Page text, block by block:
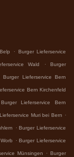
. Burger Lieferservice
Wald . Burger
Burger Lieferservice Bern
Bern Kirchenfeld
Burger Lieferservice Bern
Muri bei Bern .
. Burger Lieferservice
. Burger Lieferservice
Münsingen . Burger